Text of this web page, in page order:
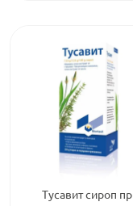
Тусавит сироп